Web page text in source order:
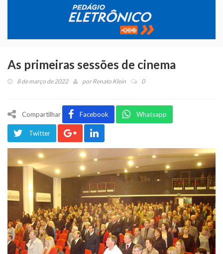
As primeiras sessões de cinema
8 de março de 2022 porRenato Klein 0
Compartilhar Facebook Whatsapp
Twitter